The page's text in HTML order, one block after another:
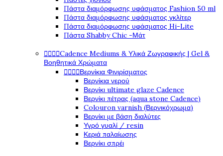
Πάστα διαμόρφωσης υφάσματος Fashion 50 ml
Πάστα διαμόρφωσης υφάσματος γκλίτερ
Πάστα διαμόρφωσης υφάσματος Hi-Lite
Πάστα Shabby Chic -Μάτ
Cadence Mediums & Υλικά Ζωγραφικής | Gel &
Βοηθητικά Χρώματα
Βερνίκια Φινιρίσματος
Βερνίκια νερού
Βερνίκι ultimate glaze Cadence
Βερνίκι πέτρας (aqua stone Cadence)
Colouron varnish (Βερνικόχρωμα)
Βερνίκι με βάση διαλύτες
Υγρό γυαλί / resin
Κεριά παλαίωσης
Βερνίκι σπρέι